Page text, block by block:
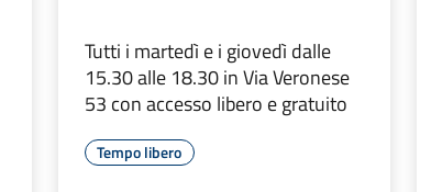
Tutti i martedì e i giovedì dalle
15.30 alle 18.30 in Via Veronese
53 con accesso libero e gratuito
Tempo libero